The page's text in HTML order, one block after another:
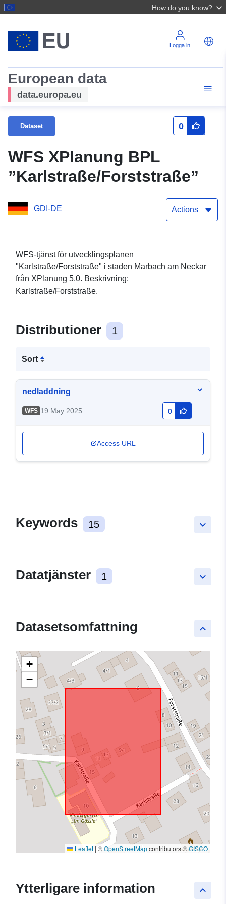
How do you know?
Logga in
European data
data.europa.eu
Dataset 0
WFS XPlanung BPL
”Karlstraße/Forststraße”
GDI-DE Actions
WFS-tjänst för utvecklingsplanen
"Karlstraße/Forststraße" i staden Marbach am Neckar
från XPlanung 5.0. Beskrivning:
Karlstraße/Forststraße.
Distributioner 1
Sort
nedladdning
WFS 19 May 2025 0
Access URL
keyboard_arrow_down
Keywords 15
keyboard_arrow_down
Datatjänster 1
keyboard_arrow_up
Datasetsomfattning
+
−
Leaflet | ©OpenStreetMapcontributors ©GISCO
keyboard_arrow_up
Ytterligare information